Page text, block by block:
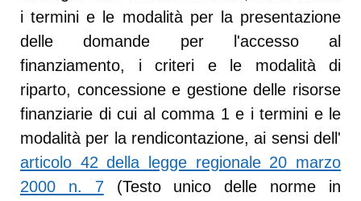
i termini e le modalità per la presentazione
delle domande per l'accesso al
finanziamento, i criteri e le modalità di
riparto, concessione e gestione delle risorse
finanziarie di cui al comma 1 e i termini e le
modalità per la rendicontazione, ai sensi dell'
articolo 42 della legge regionale 20 marzo
2000 n. 7(Testo unico delle norme in